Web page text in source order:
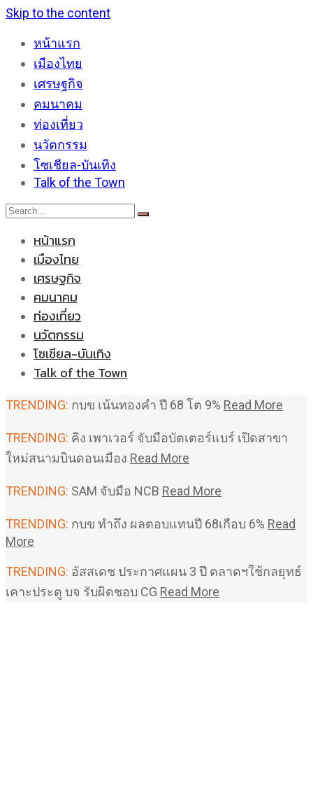
Skip to the content
หน้าแรก
เมืองไทย
เศรษฐกิจ
คมนาคม
ท่องเที่ยว
นวัตกรรม
โซเชียล-บันเทิง
Talk of the Town
หน้าแรก
เมืองไทย
เศรษฐกิจ
คมนาคม
ท่องเที่ยว
นวัตกรรม
โซเชียล-บันเทิง
Talk of the Town
TRENDING: กบข เน้นทองคำ ปี 68 โต 9% Read More
TRENDING: คิง เพาเวอร์ จับมือบัตเตอร์แบร์ เปิดสาขา
ใหม่สนามบินดอนเมือง Read More
TRENDING: SAM จับมือ NCB Read More
TRENDING: กบข ทำถึง ผลตอบแทนปี 68เกือบ 6% Read
More
TRENDING: อัสสเดช ประกาศแผน 3 ปี ตลาดฯใช้กลยุทธ์
เคาะประตู บจ รับผิดชอบ CG Read More